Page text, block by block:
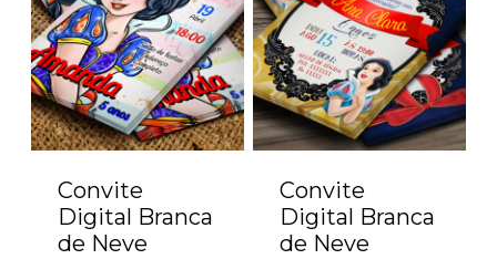
Convite
Digital Branca
de Neve
Convite
Digital Branca
de Neve